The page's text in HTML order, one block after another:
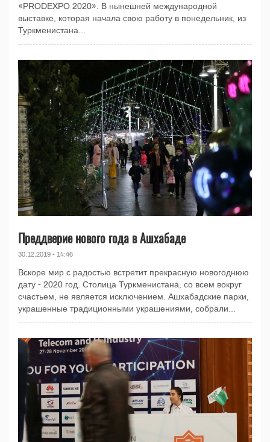
«PRODEXPO 2020». В нынешней международной
выставке, которая начала свою работу в понедельник, из
Туркменистана...
Преддверие нового года в Ашхабаде
30.12.2019 - 14:46
Вскоре мир с радостью встретит прекрасную новогоднюю
дату - 2020 год. Столица Туркменистана, со всем вокруг
счастьем, не является исключением. Ашхабадские парки,
украшенные традиционными украшениями, собрали...